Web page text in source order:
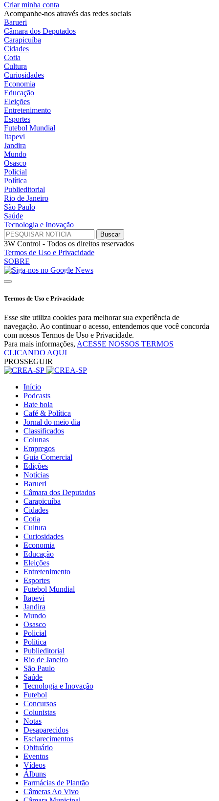
Criar minha conta
Acompanhe-nos através das redes sociais
Barueri
Câmara dos Deputados
Carapicuíba
Cidades
Cotia
Cultura
Curiosidades
Economia
Educação
Eleições
Entretenimento
Esportes
Futebol Mundial
Itapevi
Jandira
Mundo
Osasco
Policial
Política
Publieditorial
Rio de Janeiro
São Paulo
Saúde
Tecnologia e Inovação
3W Control - Todos os direitos reservados
Termos de Uso e Privacidade
SOBRE
Termos de Uso e Privacidade
Esse site utiliza cookies para melhorar sua experiência de
navegação. Ao continuar o acesso, entendemos que você concorda
com nossos Termos de Uso e Privacidade.
Para mais informações, ACESSE NOSSOS TERMOS
CLICANDO AQUI
PROSSEGUIR
Início
Podcasts
Bate bola
Café & Política
Jornal do meio dia
Classificados
Colunas
Empregos
Guia Comercial
Edições
Notícias
Barueri
Câmara dos Deputados
Carapicuíba
Cidades
Cotia
Cultura
Curiosidades
Economia
Educação
Eleições
Entretenimento
Esportes
Futebol Mundial
Itapevi
Jandira
Mundo
Osasco
Policial
Política
Publieditorial
Rio de Janeiro
São Paulo
Saúde
Tecnologia e Inovação
Futebol
Concursos
Colunistas
Notas
Desaparecidos
Esclarecimentos
Obituário
Eventos
Vídeos
Álbuns
Farmácias de Plantão
Câmeras Ao Vivo